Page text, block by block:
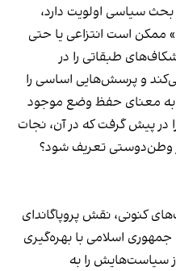
سیاسی اولویت دارد،
ممکن است انتزاعی یا حتی
طبقاتی را در
و پرسش‌هایی اساسی را
به معنای حفظ وضع موجود
در پیش گرفت که در آن، نجات
وطن‌دوستی تعریف شود؟
کنونی، نقش پروپاگاندای
اسلامی با بهره‌گیری
سیاست‌هایش را به